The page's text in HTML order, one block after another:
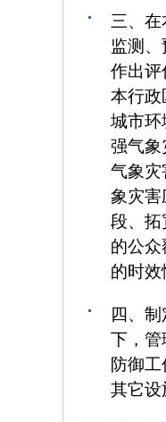
三、
监测
作出评
本行政
城市环
强气象
气象灾
象灾害
段、拓
的公
的时效
四、
下，管
防御
其它设